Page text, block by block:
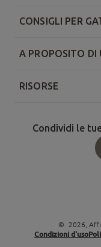
CONSIGLI PER
A PROPOSITO DI
RISORSE
Condividi le
© 2026 ,
Condizioni d'uso